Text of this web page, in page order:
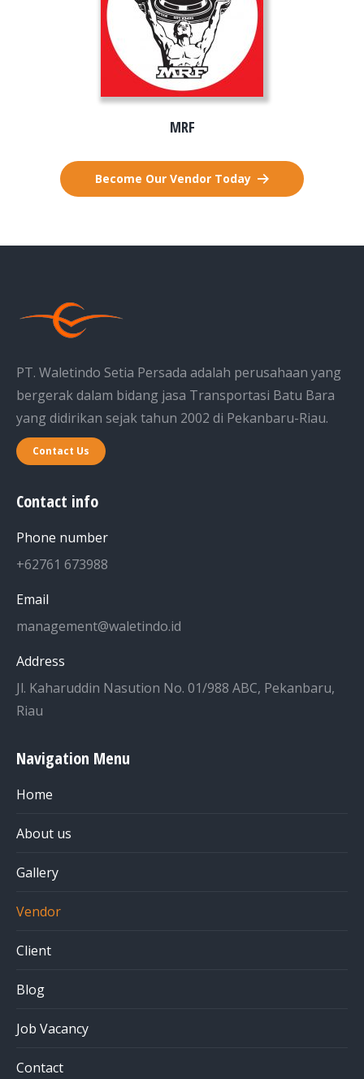
MRF
Become Our Vendor Today
PT. Waletindo Setia Persada adalah perusahaan yang
bergerak dalam bidang jasa Transportasi Batu Bara
yang didirikan sejak tahun 2002 di Pekanbaru-Riau.
Contact Us
Contact info
Phone number
+62761 673988
Email
management@waletindo.id
Address
Jl. Kaharuddin Nasution No. 01/988 ABC, Pekanbaru,
Riau
Navigation Menu
Home
About us
Gallery
Vendor
Client
Blog
Job Vacancy
Contact